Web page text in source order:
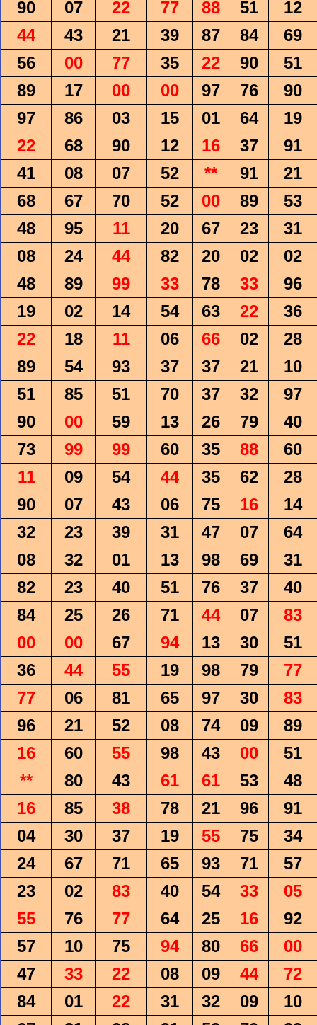
90
07 22 77 88 51
12
44
43 21 39 87 84
69
56
00 77 35 22 90
51
89
17 00 00 97 76
90
97
86 03 15 01 64
19
22
68 90 12 16 37
91
41
08 07 52 ** 91
21
68
67 70 52 00 89
53
48
95 11 20 67 23
31
08
24 44 82 20 02
02
48
89 99 33 78 33
96
19
02 14 54 63 22
36
22
18 11 06 66 02
28
89
54 93 37 37 21
10
51
85 51 70 37 32
97
90
00 59 13 26 79
40
73
99 99 60 35 88
60
11
09 54 44 35 62
28
90
07 43 06 75 16
14
32
23 39 31 47 07
64
08
32 01 13 98 69
31
82
23 40 51 76 37
40
84
25 26 71 44 07
83
00
00 67 94 13 30
51
36
44 55 19 98 79
77
77
06 81 65 97 30
83
96
21 52 08 74 09
89
16
60 55 98 43 00
51
**
80 43 61 61 53
48
16
85 38 78 21 96
91
04
30 37 19 55 75
34
24
67 71 65 93 71
57
23
02 83 40 54 33
05
55
76 77 64 25 16
92
57
10 75 94 80 66
00
47
33 22 08 09 44
72
84
01 22 31 32 09
10